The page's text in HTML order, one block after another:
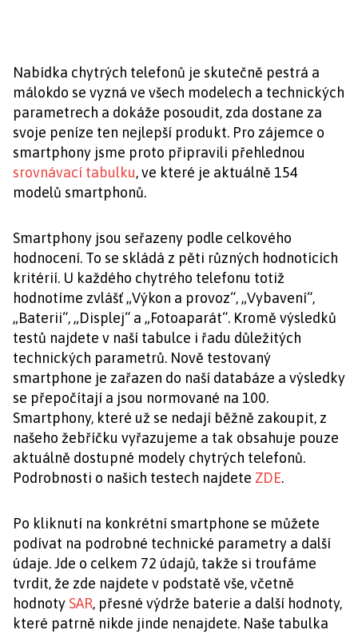
Nabídka chytrých telefonů je skutečně pestrá a
málokdo se vyzná ve všech modelech a technických
parametrech a dokáže posoudit, zda dostane za
svoje peníze ten nejlepší produkt. Pro zájemce o
smartphony jsme proto připravili přehlednou
srovnávací tabulku, ve které je aktuálně 154
modelů smartphonů.
Smartphony jsou seřazeny podle celkového
hodnocení. To se skládá z pěti různých hodnotících
kritérií. U každého chytrého telefonu totiž
hodnotíme zvlášť „Výkon a provoz“, „Vybavení“,
„Baterii“, „Displej“ a „Fotoaparát“. Kromě výsledků
testů najdete v naší tabulce i řadu důležitých
technických parametrů. Nově testovaný
smartphone je zařazen do naší databáze a výsledky
se přepočítají a jsou normované na 100.
Smartphony, které už se nedají běžně zakoupit, z
našeho žebříčku vyřazujeme a tak obsahuje pouze
aktuálně dostupné modely chytrých telefonů.
Podrobnosti o našich testech najdete ZDE.
Po kliknutí na konkrétní smartphone se můžete
podívat na podrobné technické parametry a další
údaje. Jde o celkem 72 údajů, takže si troufáme
tvrdit, že zde najdete v podstatě vše, včetně
hodnoty SAR, přesné výdrže baterie a další hodnoty,
které patrně nikde jinde nenajdete. Naše tabulka